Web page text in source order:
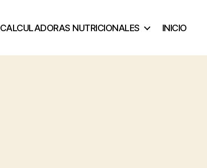
CALCULADORAS NUTRICIONALES INICIO